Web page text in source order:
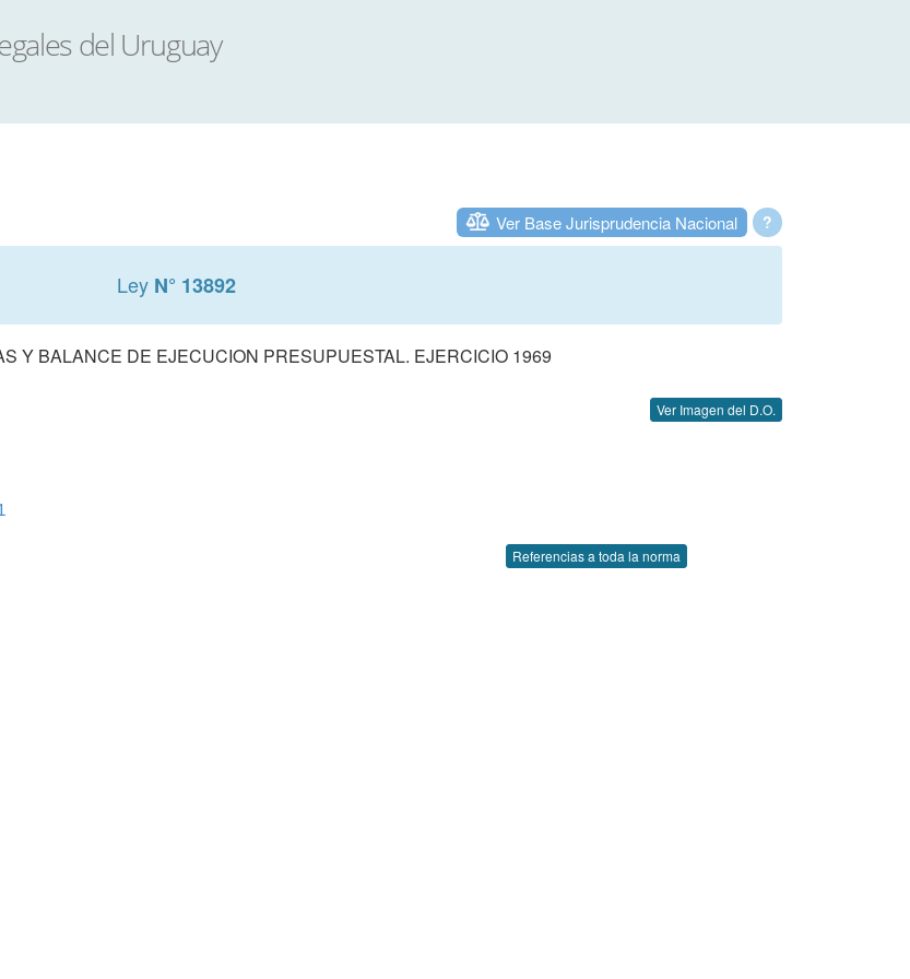
?
Ver Base Jurisprudencia Nacional
Ley N° 13892
Y BALANCE DE EJECUCION PRESUPUESTAL. EJERCICIO 1969
Ver Imagen del D.O.
Referencias a toda la norma